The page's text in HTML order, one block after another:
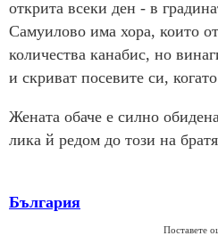
открита всеки ден - в
Самуилово има хора, които
количества канабис, но
и скриват посевите си,
Жената обаче е силно
лика й редом до този на
България
Поставете